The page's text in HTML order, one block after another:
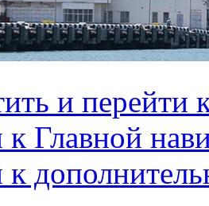
и перейти
к Главной
к